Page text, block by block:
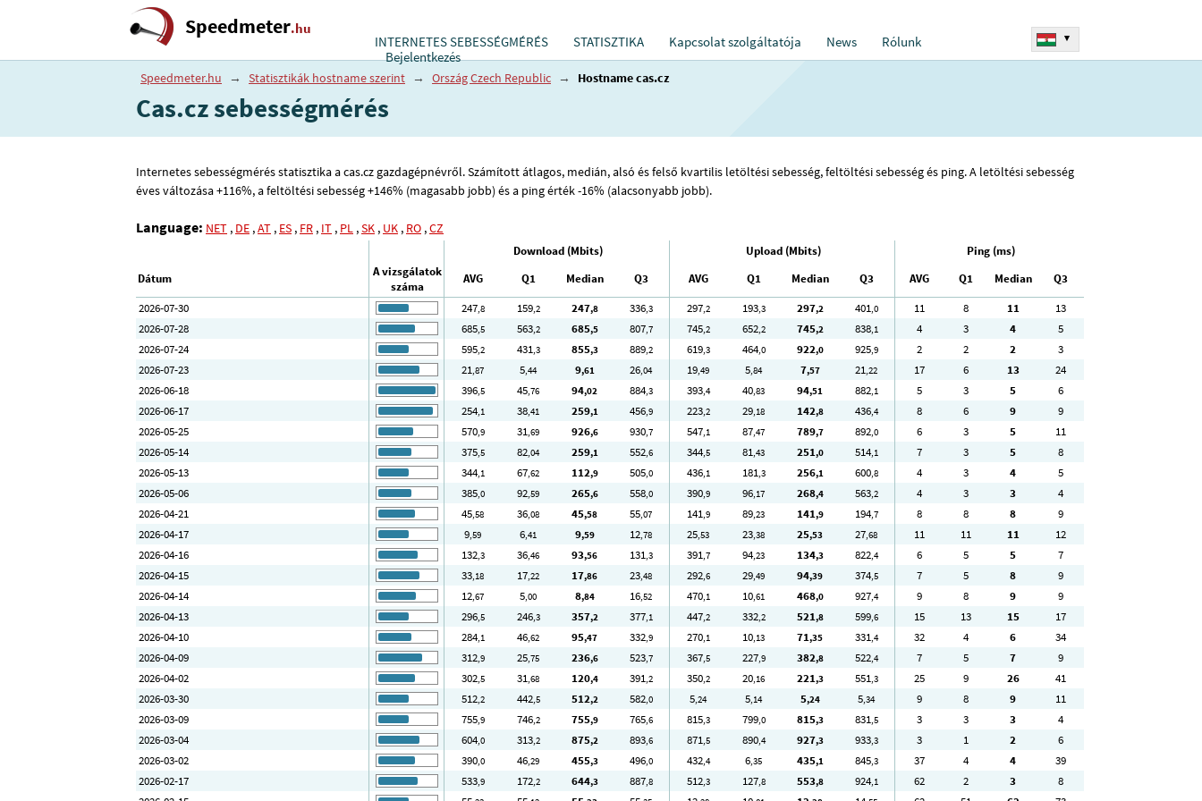
Speedmeter.hu
INTERNETES SEBESSÉGMÉRÉS STATISZTIKA Kapcsolat szolgáltatója News
Rólunk
Bejelentkezés
▾
Speedmeter.hu → Statisztikák hostname szerint → Ország Czech Republic → Hostname cas.cz
Cas.cz sebességmérés
Internetes sebességmérés statisztika a cas.cz gazdagépnévről. Számított átlagos, medián, alsó és felső kvartilis letöltési sebesség, feltöltési sebesség és ping. A letöltési sebesség
éves változása +116%, a feltöltési sebesség +146% (magasabb jobb) és a ping érték -16% (alacsonyabb jobb).
Language: NET , DE ,AT , ES , FR , IT , PL ,SK , UK , RO ,CZ
Download (Mbits) Upload (Mbits)
Ping (ms)
Dátum
A vizsgálatok
száma
AVG Q1 Median Q3 AVG Q1 Median Q3 AVG Q1 Median
Q3
2026-07-30
247,8 159,2 247,8 336,3 297,2 193,3 297,2 401,0 11 8 11
13
2026-07-28
685,5 563,2 685,5 807,7 745,2 652,2 745,2 838,1 4 3 4
5
2026-07-24
595,2 431,3 855,3 889,2 619,3 464,0 922,0 925,9 2 2 2
3
2026-07-23
21,87 5,44 9,61 26,04 19,49 5,84 7,57 21,22 17 6 13
24
2026-06-18
396,5 45,76 94,02 884,3 393,4 40,83 94,51 882,1 5 3 5
6
2026-06-17
254,1 38,41 259,1 456,9 223,2 29,18 142,8 436,4 8 6 9
9
2026-05-25
570,9 31,69 926,6 930,7 547,1 87,47 789,7 892,0 6 3 5
11
2026-05-14
375,5 82,04 259,1 552,6 344,5 81,43 251,0 514,1 7 3 5
8
2026-05-13
344,1 67,62 112,9 505,0 436,1 181,3 256,1 600,8 4 3 4
5
2026-05-06
385,0 92,59 265,6 558,0 390,9 96,17 268,4 563,2 4 3 3
4
2026-04-21
45,58 36,08 45,58 55,07 141,9 89,23 141,9 194,7 8 8 8
9
2026-04-17
9,59 6,41 9,59 12,78 25,53 23,38 25,53 27,68 11 11 11
12
2026-04-16
132,3 36,46 93,56 131,3 391,7 94,23 134,3 822,4 6 5 5
7
2026-04-15
33,18 17,22 17,86 23,48 292,6 29,49 94,39 374,5 7 5 8
9
2026-04-14
12,67 5,00 8,84 16,52 470,1 10,61 468,0 927,4 9 8 9
9
2026-04-13
296,5 246,3 357,2 377,1 447,2 332,2 521,8 599,6 15 13 15
17
2026-04-10
284,1 46,62 95,47 332,9 270,1 10,13 71,35 331,4 32 4 6
34
2026-04-09
312,9 25,75 236,6 523,7 367,5 227,9 382,8 522,4 7 5 7
9
2026-04-02
302,5 31,68 120,4 391,2 350,2 20,16 221,3 551,3 25 9 26
41
2026-03-30
512,2 442,5 512,2 582,0 5,24 5,14 5,24 5,34 9 8 9
11
2026-03-09
755,9 746,2 755,9 765,6 815,3 799,0 815,3 831,5 3 3 3
4
2026-03-04
604,0 313,2 875,2 893,6 871,5 890,4 927,3 933,3 3 1 2
6
2026-03-02
390,0 46,29 455,3 496,0 432,4 6,35 435,1 845,3 37 4 4
39
2026-02-17
533,9 172,2 644,3 887,8 512,3 127,8 553,8 924,1 62 2 3
8